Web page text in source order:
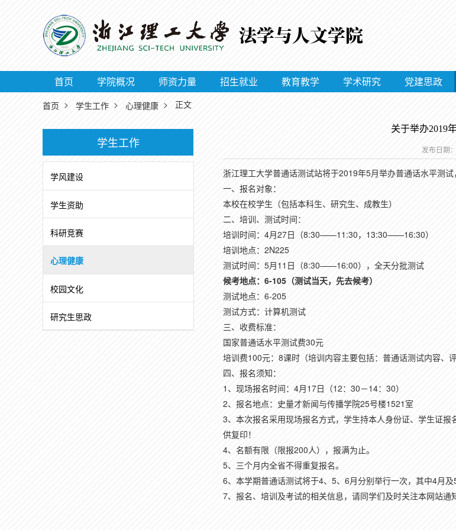
首页 学院概况 师资力量 招生就业 教育教学 学术研究 党建思政
首页 > 学生工作 > 心理健康 > 正文
学生工作
学风建设
学生资助
科研竞赛
心理健康
校园文化
研究生思政
关于举办2019
发布日期
浙江理工大学普通话测试站将于2019年5月举办普通话水平测试
一、报名对象：
本校在校学生（包括本科生、研究生、成教生）
二、培训、测试时间：
培训时间：4月27日（8:30——11:30，13:30——16:30）
培训地点：2N225
测试时间：5月11日（8:30——16:00），全天分批测试
候考地点：6-105 （测试当天，先去候考）
测试地点：6-205
测试方式：计算机测试
三、收费标准：
国家普通话水平测试费30元
培训费100元：8课时（培训内容主要包括：普通话测试内容、
四、报名须知：
1、现场报名时间：4月17日（12：30－14：30）
2、报名地点：史量才新闻与传播学院25号楼1521室
3、本次报名采用现场报名方式，学生持本人身份证、学生证
供复印！
4、名额有限（限报200人），报满为止。
5、三个月内全省不得重复报名。
6、本学期普通话测试将于4、5、6月分别举行一次，其中4月
7、报名、培训及考试的相关信息，请同学们及时关注本网站通